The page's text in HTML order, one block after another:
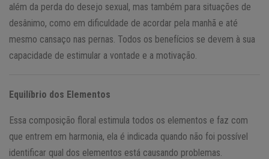
além da perda do desejo sexual, mas também para situações de
desânimo, como em dificuldade de acordar pela manhã e até
mesmo cansaço nas pernas. Todos os benefícios se devem à sua
capacidade de estimular a vontade e a motivação.
Equilíbrio dos Elementos
Essa composição floral estimula todos os elementos e faz com
que entrem em harmonia, ela é indicada quando não foi possível
identificar qual dos elementos está causando problemas.